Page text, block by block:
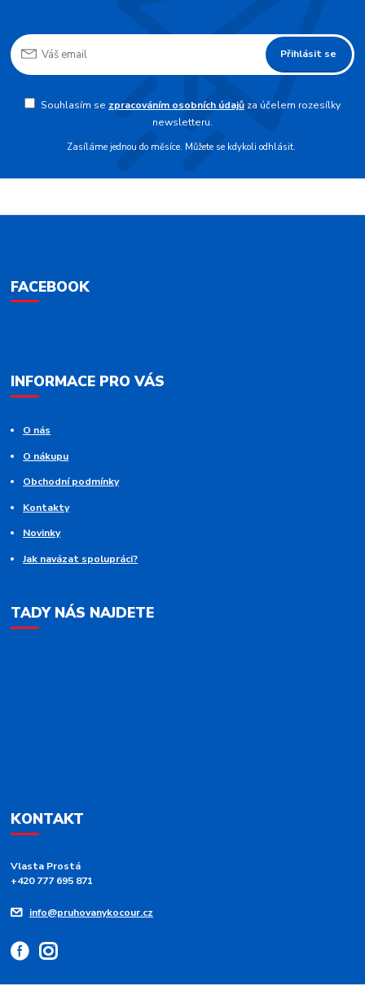
Přihlásit se
Souhlasím se zpracováním osobních údajůza účelem rozesílky
newsletteru.
Zasíláme jednou do měsíce. Můžete se kdykoli odhlásit.
FACEBOOK
INFORMACE PRO VÁS
O nás
O nákupu
Obchodní podmínky
Kontakty
Novinky
Jak navázat spolupráci?
TADY NÁS NAJDETE
KONTAKT
Vlasta Prostá
+420 777 695 871
info@pruhovanykocour.cz